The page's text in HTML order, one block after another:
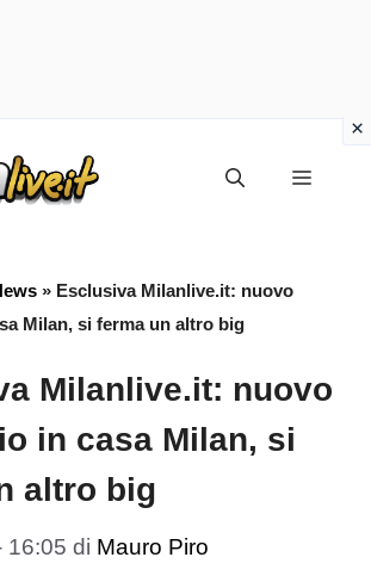
Menu
» Esclusiva Milanlive.it: nuovo
Milan, si ferma un altro big
Milanlive.it: nuovo
in casa Milan, si
altro big
16:05 di Mauro Piro